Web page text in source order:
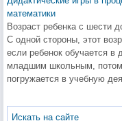
математики
Возраст ребенка с шести
С одной стороны, этот
если ребенок обучается в
младшим школьным,
погружается в учебную